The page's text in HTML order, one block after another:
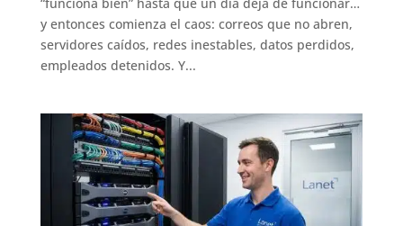
y entonces comienza el caos: correos que no abren,
servidores caídos, redes inestables, datos perdidos,
empleados detenidos. Y...